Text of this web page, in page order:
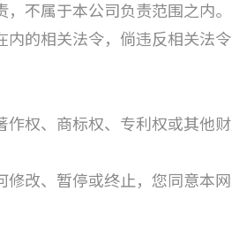
不属于本公司负责范围之内。
的相关法令，倘违反相关法
权、商标权、专利权或其他财
改、暂停或终止，您同意本